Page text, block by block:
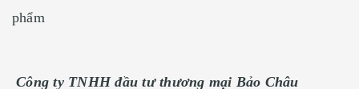
phẩm
Công ty TNHH đầu tư thương mại Bảo Châu